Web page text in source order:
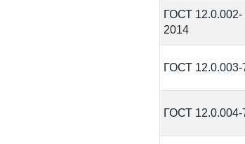
ГОСТ 12.0.002-
2014
ГОСТ 12.0.003-
ГОСТ 12.0.004-